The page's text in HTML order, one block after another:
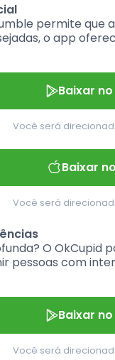
permite que
o app
Baixar
Você será
Baixar
Você será
O OkCupid
pessoas com
Baixar
Você será